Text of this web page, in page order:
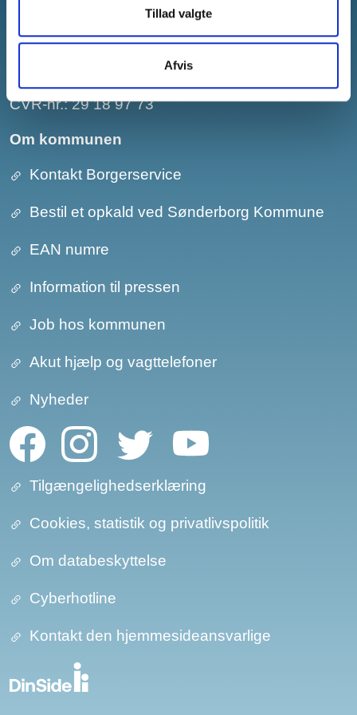
Tillad valgte
Afvis
E-mail:post@sonderborg.dk
+45 88 72 64 00
CVR-nr.: 29 18 97 73
Om kommunen
Kontakt Borgerservice
Bestil et opkald ved Sønderborg Kommune
EAN numre
Information til pressen
Job hos kommunen
Akut hjælp og vagttelefoner
Nyheder
Tilgængelighedserklæring
Cookies, statistik og privatlivspolitik
Om databeskyttelse​​
Cyberhotline
Kontakt den hjemmesideansvarlige